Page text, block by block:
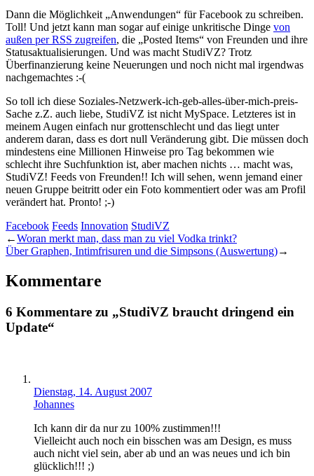
Dann die Möglichkeit „Anwendungen“ für Facebook zu schreiben.
Toll! Und jetzt kann man sogar auf einige unkritische Dinge von
außen per RSS zugreifen, die „Posted Items“ von Freunden und ihre
Statusaktualisierungen. Und was macht StudiVZ? Trotz
Überfinanzierung keine Neuerungen und noch nicht mal irgendwas
nachgemachtes :-(
So toll ich diese Soziales-Netzwerk-ich-geb-alles-über-mich-preis-
Sache z.Z. auch liebe, StudiVZ ist nicht MySpace. Letzteres ist in
meinem Augen einfach nur grottenschlecht und das liegt unter
anderem daran, dass es dort null Veränderung gibt. Die müssen doch
mindestens eine Millionen Hinweise pro Tag bekommen wie
schlecht ihre Suchfunktion ist, aber machen nichts … macht was,
StudiVZ! Feeds von Freunden!! Ich will sehen, wenn jemand einer
neuen Gruppe beitritt oder ein Foto kommentiert oder was am Profil
verändert hat. Pronto! ;-)
Facebook Feeds Innovation StudiVZ
←Woran merkt man, dass man zu viel Vodka trinkt?
Über Graphen, Intimfrisuren und die Simpsons (Auswertung)→
Kommentare
6 Kommentare zu „StudiVZ braucht dringend ein
Update“
Dienstag, 14. August 2007
Johannes
Ich kann dir da nur zu 100% zustimmen!!!
Vielleicht auch noch ein bisschen was am Design, es muss
auch nicht viel sein, aber ab und an was neues und ich bin
glücklich!!! ;)